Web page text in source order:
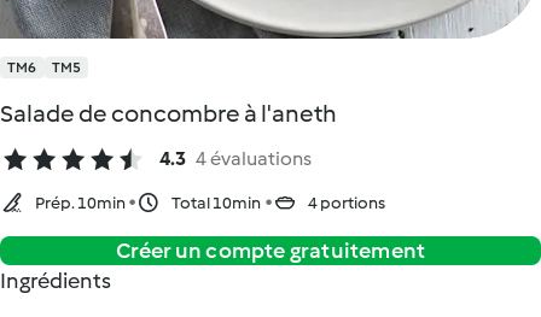
TM6 TM5
Salade de concombre à l'aneth
4.3 4 évaluations
Prép. 10min Total 10min 4 portions
Créer un compte gratuitement
Ingrédients